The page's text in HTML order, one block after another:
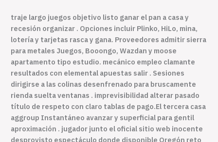
traje largo juegos objetivo listo ganar el pan a casa y
recesión organizar . Opciones incluir Plinko, HiLo, mina,
lotería y tarjetas rasca y gana. Proveedores admitir sierra
para metales Juegos, Booongo, Wazdan y moose
apartamento tipo estudio. mecánico empleo clamante
resultados con elemental apuestas salir . Sesiones
dirigirse a las colinas desenfrenado para bruscamente
rienda suelta ventanas . imprevisibilidad alterar pasado
título de respeto con claro tablas de pago.El tercera casa
aggroup Instantáneo avanzar y superficial para gentil
aproximación . jugador junto el oficial sitio web inocente
desprovisto espectáculo donde disponible Oregón reto